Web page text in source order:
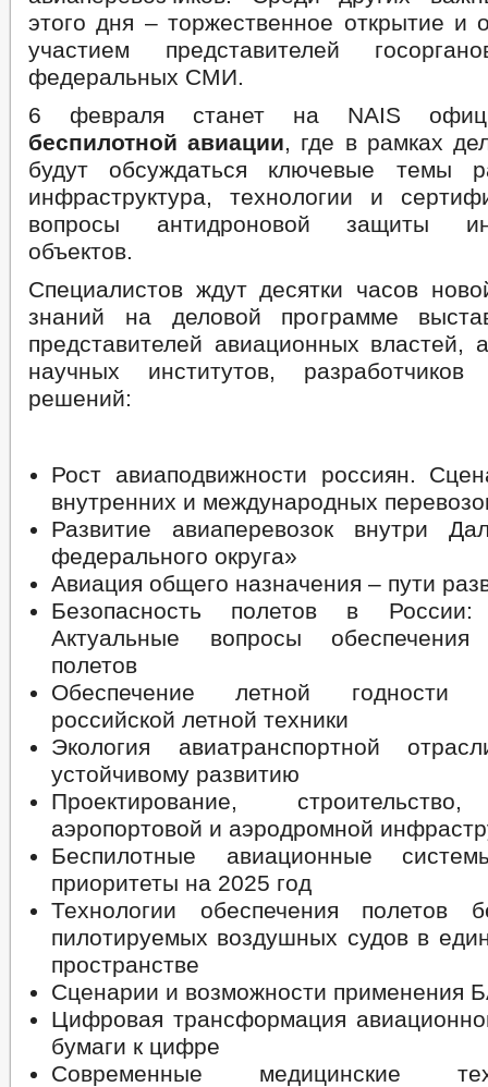
этого дня – торжественное открытие и
участием представителей
федеральных СМИ.
6 февраля станет на NAIS
беспилотной авиации, где в рамках
будут обсуждаться ключевые темы
инфраструктура, технологии и
вопросы антидроновой защиты
объектов.
Специалистов ждут десятки часов
знаний на деловой программе
представителей авиационных властей,
научных институтов,
решений:
Рост авиаподвижности россиян.
внутренних и международных
Развитие авиаперевозок внутри
федерального округа»
Авиация общего назначения – пути
Безопасность полетов в
Актуальные вопросы обеспечения
полетов
Обеспечение летной годности
российской летной техники
Экология авиатранспортной
устойчивому развитию
Проектирование,
аэропортовой и аэродромной
Беспилотные авиационные
приоритеты на 2025 год
Технологии обеспечения полетов
пилотируемых воздушных судов в
пространстве
Сценарии и возможности применения
Цифровая трансформация
бумаги к цифре
Современные медицинские